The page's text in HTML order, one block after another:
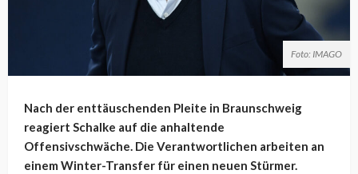
Foto: IMAGO
Nach der enttäuschenden Pleite in Braunschweig
reagiert Schalke auf die anhaltende
Offensivschwäche. Die Verantwortlichen arbeiten an
einem Winter-Transfer für einen neuen Stürmer.